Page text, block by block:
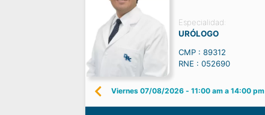
Especialidad:
URÓLOGO
CMP : 89312
RNE : 052690
Viernes 07/08/2026- 11:00 am a 14:00 pm